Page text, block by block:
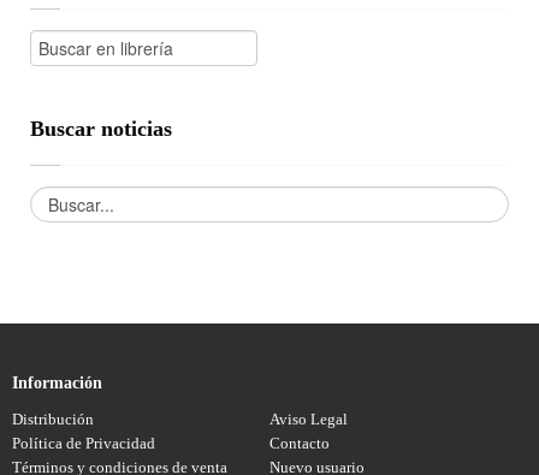
Buscar noticias
Información
Distribución
Aviso Legal
Política de Privacidad
Contacto
Términos y condiciones de venta
Nuevo usuario